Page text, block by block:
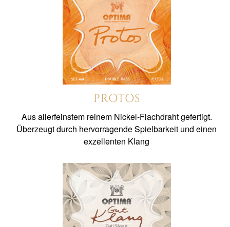
PROTOS
Aus allerfeinstem reinem Nickel-Flachdraht gefertigt.
Überzeugt durch hervorragende Spielbarkeit und einen
exzellenten Klang